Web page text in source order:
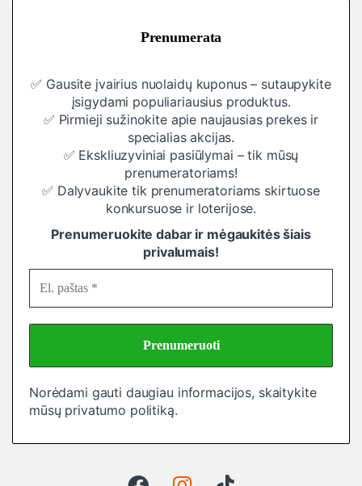
Prenumerata
✅ Gausite įvairius nuolaidų kuponus – sutaupykite
įsigydami populiariausius produktus.
✅ Pirmieji sužinokite apie naujausias prekes ir
specialias akcijas.
✅ Ekskliuzyviniai pasiūlymai – tik mūsų
prenumeratoriams!
✅ Dalyvaukite tik prenumeratoriams skirtuose
konkursuose ir loterijose.
Prenumeruokite dabar ir mėgaukitės šiais
privalumais!
Norėdami gauti daugiau informacijos, skaitykite
mūsų privatumo politiką.